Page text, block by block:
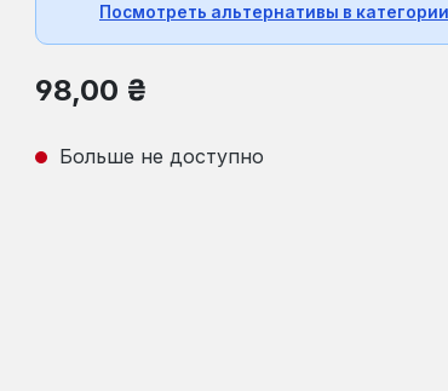
Посмотреть альтернативы в категории
Обычная цена:
98,00 ₴
Больше не доступно